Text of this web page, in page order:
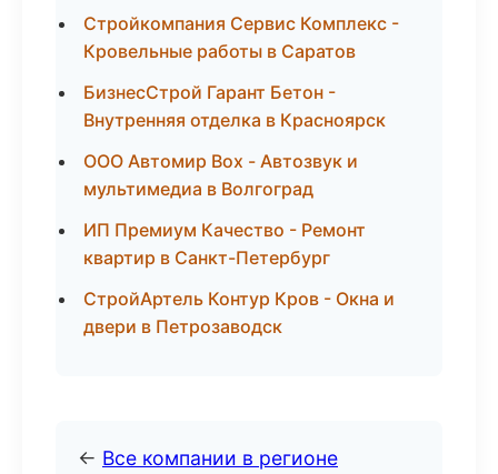
Стройкомпания Сервис Комплекс -
Кровельные работы в Саратов
БизнесСтрой Гарант Бетон -
Внутренняя отделка в Красноярск
ООО Автомир Box - Автозвук и
мультимедиа в Волгоград
ИП Премиум Качество - Ремонт
квартир в Санкт-Петербург
СтройАртель Контур Кров - Окна и
двери в Петрозаводск
← Все компании в регионе